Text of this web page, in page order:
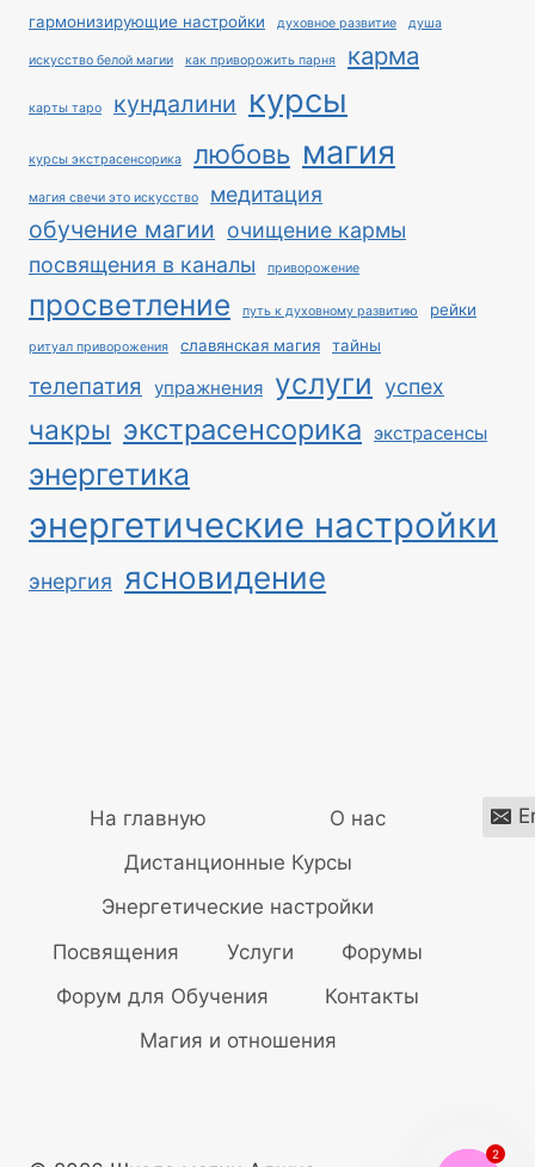
гармонизирующие настройки духовное развитие душа
искусство белой магии как приворожить парня карма
карты таро кундалини курсы
курсы экстрасенсорика любовь магия
магия свечи это искусство медитация
обучение магии очищение кармы
посвящения в каналы
приворожение
просветление путь к духовному развитию рейки
ритуал приворожения славянская магия тайны
телепатия упражнения услуги успех
чакры экстрасенсорика экстрасенсы
энергетика
энергетические настройки
энергия ясновидение
На главную
О нас
Дистанционные Курсы
Энергетические настройки
Посвящения
Услуги
Форумы
Форум для Обучения
Контакты
Магия и отношения
2